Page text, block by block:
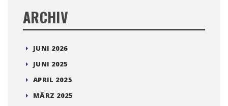
ARCHIV
JUNI 2026
JUNI 2025
APRIL 2025
MÄRZ 2025